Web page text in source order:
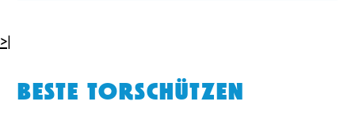
>|
BESTE TORSCHÜTZEN